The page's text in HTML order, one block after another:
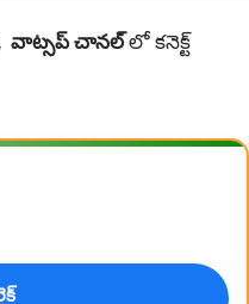
వాట్సప్ చానల్లో కనెక్ట్